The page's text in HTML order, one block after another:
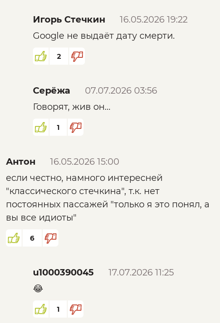
Игорь Стечкин
16.05.2026 19:22
Google не выдаёт дату смерти.
2
Серёжа
07.07.2026 03:56
Говорят, жив он...
1
Антон
16.05.2026 15:00
если честно, намного интересней
"классического стечкина", т.к. нет
постоянных пассажей "только я это понял, а
вы все идиоты"
6
u1000390045
17.07.2026 11:25
😂
1